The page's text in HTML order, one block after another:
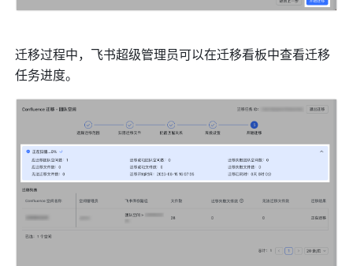
迁移过程中，飞书超级管理员可以在迁移看板中查看迁移
任务进度。